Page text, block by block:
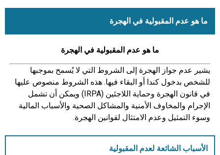
ما هو عدم المقبولية في الهجرة
ما هو عدم المقبولية في الهجرة
يشير عدم جواز الهجرة إلى الشروط التي لا يُسمح بموجبها
للشخص بدخول كندا أو البقاء فيها. هذه الشروط منصوص عليها
في قانون الهجرة وحماية اللاجئين (IRPA) ويمكن أن تشمل
الإجرام والمخاوف الأمنية والمشاكل الصحية والأسباب المالية
وسوء التمثيل وعدم الامتثال لقوانين الهجرة.
الأسباب الشائعة لعدم المقبولية